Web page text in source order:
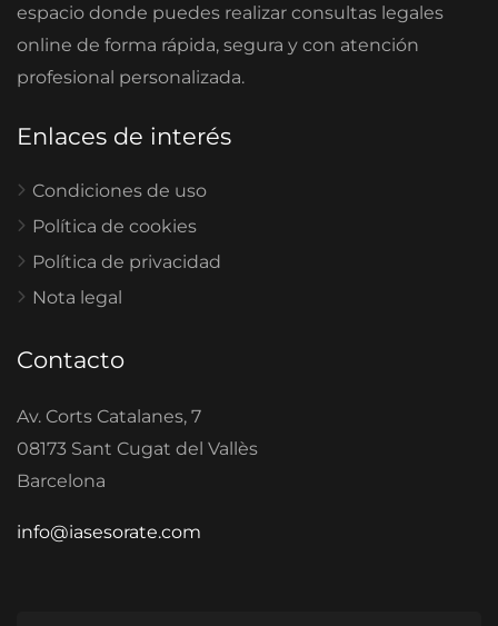
espacio donde puedes realizar consultas legales
online de forma rápida, segura y con atención
profesional personalizada.
Enlaces de interés
Condiciones de uso
Política de cookies
Política de privacidad
Nota legal
Contacto
Av. Corts Catalanes, 7
08173 Sant Cugat del Vallès
Barcelona
info@iasesorate.com